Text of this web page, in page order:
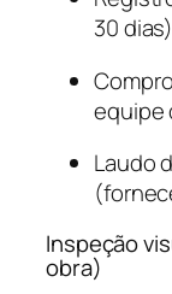
30 dias)
equipe
Laudo
Inspeção
obra)